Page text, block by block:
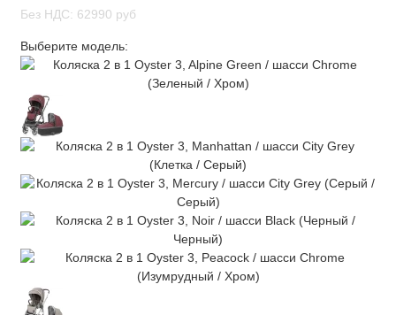
Без НДС: 62990 руб
Выберите модель: